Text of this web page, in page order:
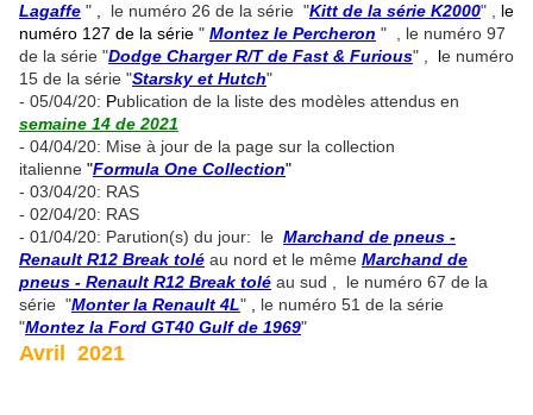
Lagaffe " le numéro 26 de la série "Kitt de la série K2000" , le
numéro 127 de la série " Montez le Percheron " , le numéro 97
de la série "Dodge Charger R/T de Fast & Furious" , le numéro
15 de la série "Starsky et Hutch"
- 05/04/20: Publication de la liste des modèles attendus en
semaine 14 de 2021
- 04/04/20: Mise à jour de la page sur la collection
italienne "Formula One Collection"
- 03/04/20: RAS
- 02/04/20: RAS
- 01/04/20: Parution(s) du jour: le Marchand de pneus -
Renault R12 Break tolé au nord et le même Marchand de
pneus - Renault R12 Break tolé au sud , le numéro 67 de la
série "Monter la Renault 4L"
le numéro 51 de la série
"Montez la Ford GT40 Gulf de 1969"
Avril 2021